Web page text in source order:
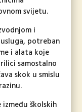
svijetu.
i
potreban
i alata koje
samostalno
skok u smislu
školskih